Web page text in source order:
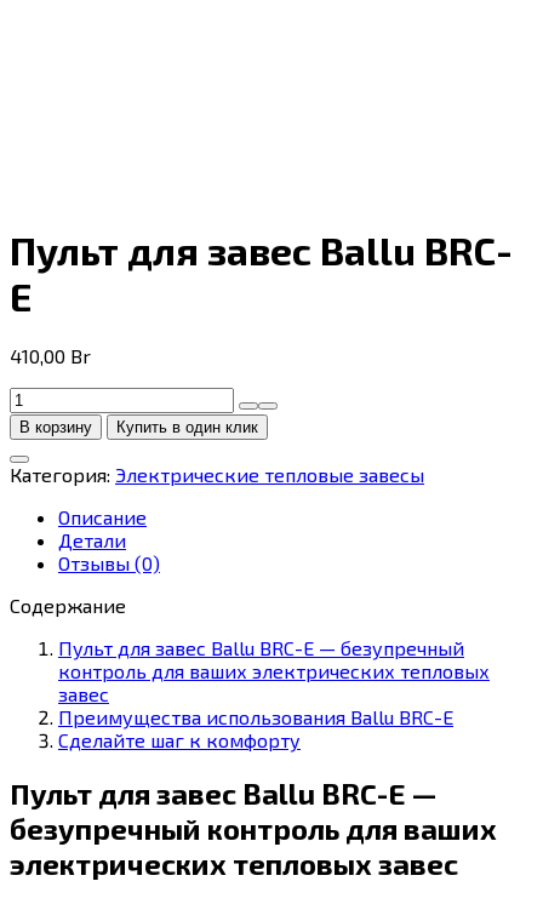
Пульт для завес Ballu BRC-
E
410,00 Br
Количество
товара
Пульт
для
завес
Ballu
BRC-
В корзину Купить в один клик
Категория: Электрические тепловые завесы
Описание
Детали
Отзывы (0)
Содержание
Пульт для завес Ballu BRC-E — безупречный
контроль для ваших электрических тепловых
завес
Преимущества использования Ballu BRC-E
Сделайте шаг к комфорту
Пульт для завес Ballu BRC-E —
безупречный контроль для ваших
электрических тепловых завес